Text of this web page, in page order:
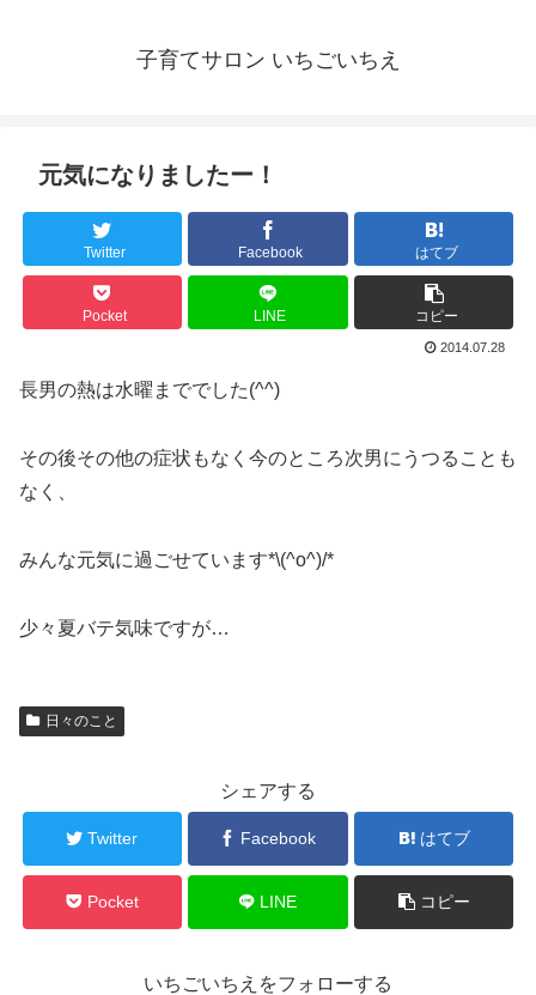
子育てサロン いちごいちえ
元気になりましたー！
Twitter Facebook はてブ
Pocket LINE コピー
2014.07.28
長男の熱は水曜まででした(^^)
その後その他の症状もなく今のところ次男にうつることも
なく、
みんな元気に過ごせています*\(^o^)/*
少々夏バテ気味ですが…
日々のこと
シェアする
Twitter Facebook はてブ
Pocket LINE コピー
いちごいちえをフォローする